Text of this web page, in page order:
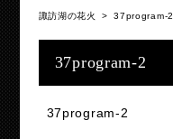
諏訪湖の花火 >37program-2
37program-2
37program-2